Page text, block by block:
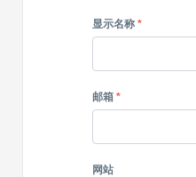
显示名称 *
邮箱 *
网站